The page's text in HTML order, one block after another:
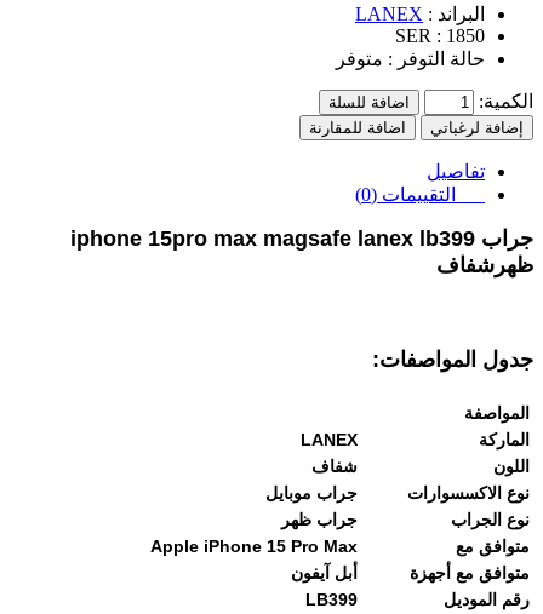
البراند : LANEX
SER : 1850
حالة التوفر : متوفر
الكمية:
اضافة للسلة
إضافة لرغباتي
اضافة للمقارنة
تفاصيل
التقييمات (0)
جراب iphone 15pro max magsafe lanex lb399
ظهرشفاف
جدول المواصفات:
المواصفة
الماركة
LANEX
اللون
شفاف
نوع الاكسسوارات
جراب موبايل
نوع الجراب
جراب ظهر
متوافق مع
Apple iPhone 15 Pro Max
متوافق مع أجهزة
أبل آيفون
رقم الموديل
LB399